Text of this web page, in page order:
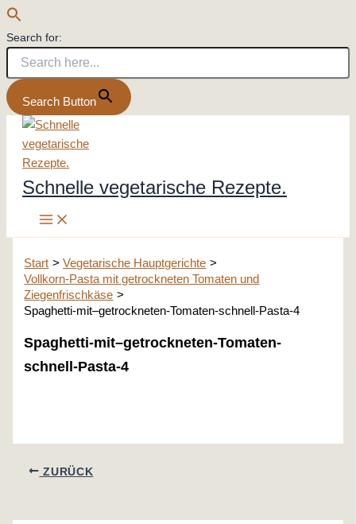
Search for:
Search Button
Zum
Inhalt
springen
Schnelle vegetarische Rezepte.
Start
Vegetarische Hauptgerichte
Vollkorn-Pasta mit getrockneten Tomaten und
Ziegenfrischkäse
Spaghetti-mit–getrockneten-Tomaten-schnell-Pasta-4
Spaghetti-mit–getrockneten-Tomaten-
schnell-Pasta-4
ZURÜCK